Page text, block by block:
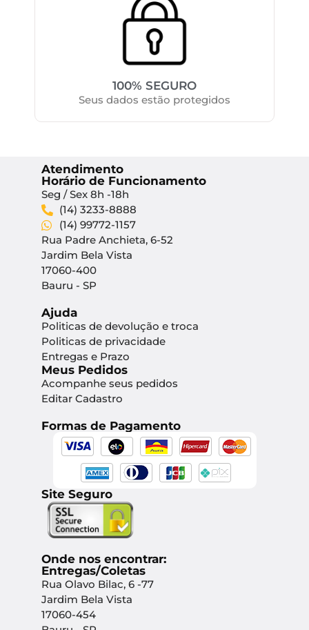
100% SEGURO
Seus dados estão protegidos
Atendimento
Horário de Funcionamento
Seg / Sex 8h -18h
(14) 3233-8888
(14) 99772-1157
Rua Padre Anchieta, 6-52
Jardim Bela Vista
17060-400
Bauru - SP
Ajuda
Politicas de devolução e troca
Politicas de privacidade
Entregas e Prazo
Meus Pedidos
Acompanhe seus pedidos
Editar Cadastro
Formas de Pagamento
Site Seguro
Onde nos encontrar:
Entregas/Coletas
Rua Olavo Bilac, 6 -77
Jardim Bela Vista
17060-454